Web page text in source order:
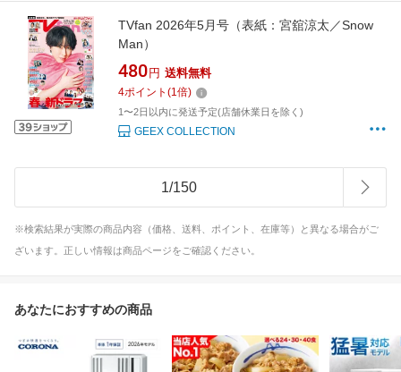
TVfan 2026年5月号（表紙：宮舘涼太／Snow
Man）
480 円 送料無料
4ポイント (1倍)
1〜2日以内に発送予定(店舗休業日を除く)
GEEX COLLECTION
1/150
※検索結果が実際の商品内容（価格、送料、ポイント、在庫等）と異なる場合がご
ざいます。正しい情報は商品ページをご確認ください。
あなたにおすすめの商品